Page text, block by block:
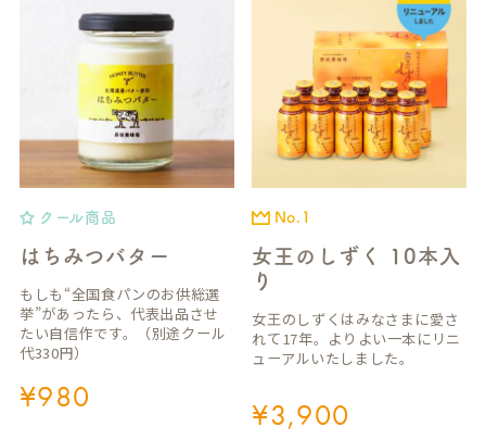
はちみつバター
クール商品
¥980
もしも“全国食パンのお供総選
挙”があったら、代表出品させ
たい自信作です。（別途クール
代330円）
女王のしずく 10本入
り
No.1
¥3,900
女王のしずくはみなさまに愛さ
れて17年。よりよい一本にリニ
ューアルいたしました。